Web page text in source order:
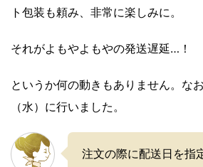
ト包装も頼み、非常に楽しみに。
それがよもやよもやの発送遅延…！
というか何の動きもありません。な
（水）に行いました。
注文の際に配送日を指